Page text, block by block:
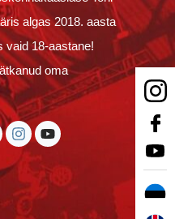
algas 2018. aasta
vaid 18-aastane!
oma